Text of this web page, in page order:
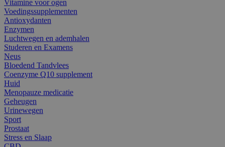
Vitamine voor ogen
Voedingssupplementen
Antioxydanten
Enzymen
Luchtwegen en ademhalen
Studeren en Examens
Neus
Bloedend Tandvlees
Coenzyme Q10 supplement
Huid
Menopauze medicatie
Geheugen
Urinewegen
Sport
Prostaat
Stress en Slaap